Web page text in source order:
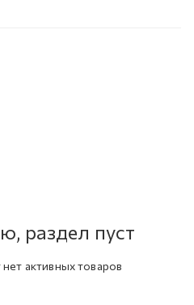
раздел пуст
активных товаров